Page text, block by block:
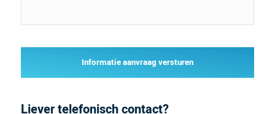
Informatie aanvraag versturen
Liever telefonisch contact?